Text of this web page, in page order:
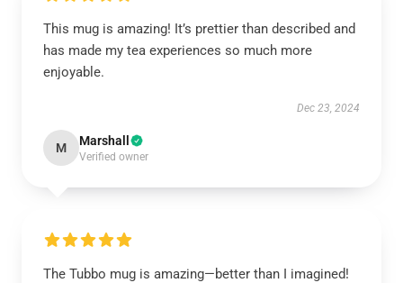
This mug is amazing! It’s prettier than described and
has made my tea experiences so much more
enjoyable.
Dec 23, 2024
M Marshall
Verified owner
The Tubbo mug is amazing—better than I imagined!